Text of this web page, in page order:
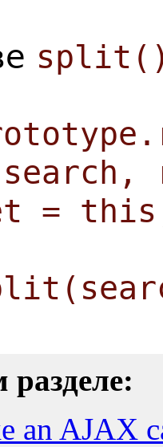
=
разделе:
an AJAX